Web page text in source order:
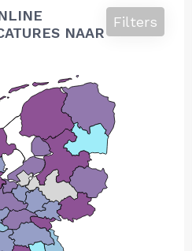
NAAR
Filters